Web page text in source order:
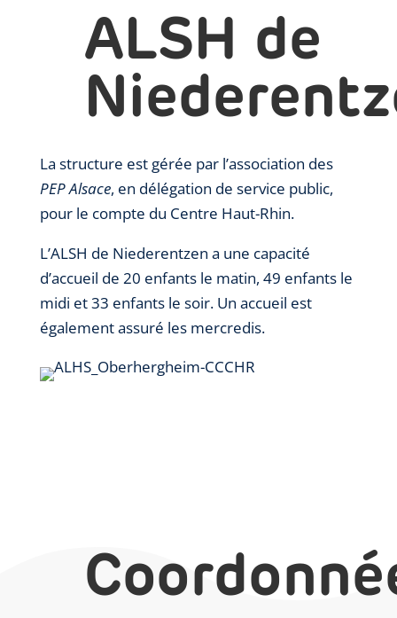
ALSH de
La structure est gérée par l’association des
PEP Alsace, en délégation de service public,
pour le compte du Centre Haut-Rhin.
L’ALSH de Niederentzen a une capacité
d’accueil de 20 enfants le matin, 49 enfants le
midi et 33 enfants le soir. Un accueil est
également assuré les mercredis.